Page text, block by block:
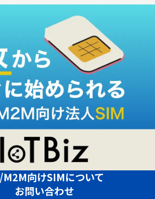
M2M向けSIMについて
お問い合わせ